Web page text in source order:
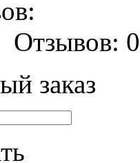
Отзывов: 0
заказ